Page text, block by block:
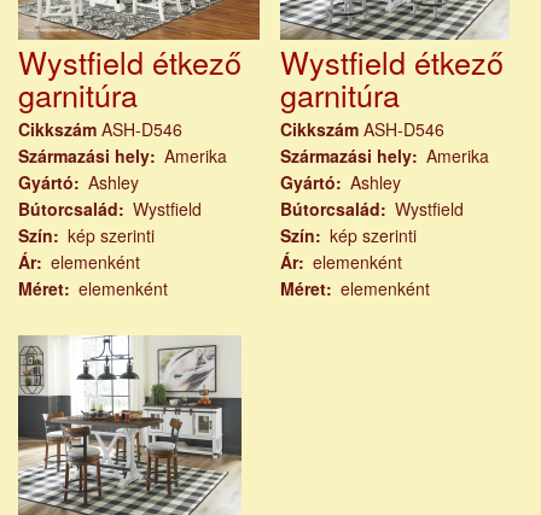
Wystfield étkező
garnitúra
Cikkszám ASH-D546
Származási hely Amerika
Gyártó
Ashley
Bútorcsalád
Wystfield
Szín
kép szerinti
Ár elemenként
Méret elemenként
Wystfield étkező
garnitúra
Cikkszám ASH-D546
Származási hely
Amerika
Gyártó
Ashley
Bútorcsalád
Wystfield
Szín
kép szerinti
Ár
elemenként
Méret
elemenként